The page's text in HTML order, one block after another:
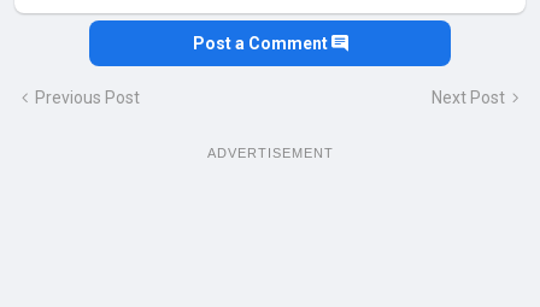
Post a Comment
Previous Post Next Post
ADVERTISEMENT